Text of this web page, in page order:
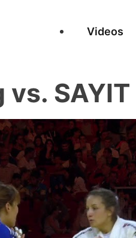
Videos
SAYIT